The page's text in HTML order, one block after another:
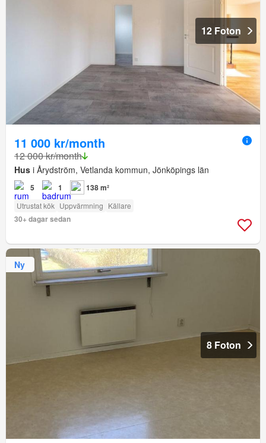
12 Foton
11 000 kr/month
12 000 kr/month
Hus i Årydström, Vetlanda kommun, Jönköpings län
5 1 138 m²
Utrustat kök Uppvärmning Källare
30+ dagar sedan
Ny
8 Foton